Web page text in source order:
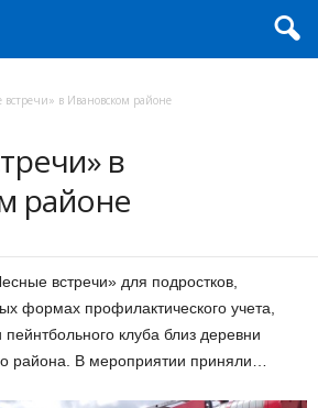
встречи» в Ивановском районе
в
районе
встречи» для подростков,
формах профилактического учета,
клуба близ деревни
района. В мероприятии приняли…